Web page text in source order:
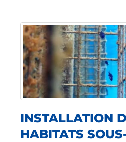
INSTALLATION
HABITATS